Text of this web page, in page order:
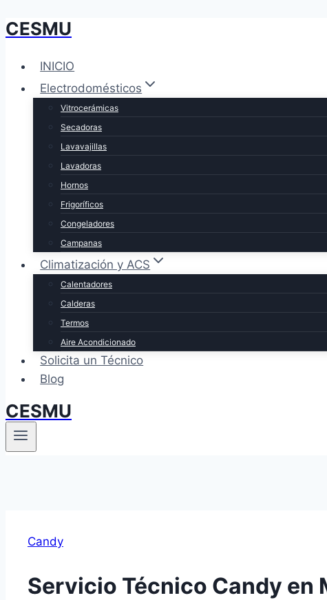
Saltar
contenido
CESMU
INICIO
Electrodomésticos
Vitrocerámicas
Secadoras
Lavavajillas
Lavadoras
Hornos
Frigoríficos
Congeladores
Campanas
Climatización y ACS
Calentadores
Calderas
Termos
Aire Acondicionado
Solicita un Técnico
Blog
CESMU
Candy
Servicio Técnico Candy en